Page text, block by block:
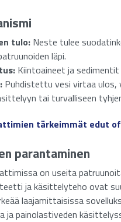
tulo: Neste tulee
läpi.
Kiintoaineet ja
Puhdistettu vesi virtaa ulos,
tai turvalliseen
tärkeimmät edut
parantaminen
on useita
ja käsittelyteho ovat
laajamittaisissa
ja painolastiveden